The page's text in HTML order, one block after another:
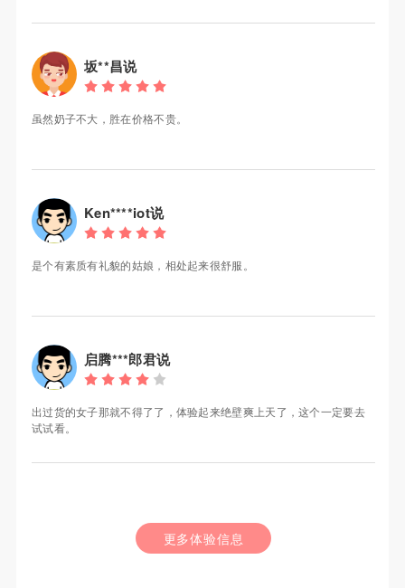
坂**昌说
虽然奶子不大，胜在价格不贵。
Ken****iot说
是个有素质有礼貌的姑娘，相处起来很舒服。
启腾***郎君说
出过货的女子那就不得了了，体验起来绝壁爽上天了，这个一定要去
试试看。
更多体验信息